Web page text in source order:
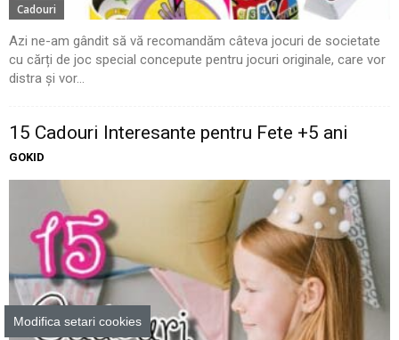
Cadouri
Azi ne-am gândit să vă recomandăm câteva jocuri de societate
cu cărți de joc special concepute pentru jocuri originale, care vor
distra și vor...
15 Cadouri Interesante pentru Fete +5 ani
GOKID
Modifica setari cookies